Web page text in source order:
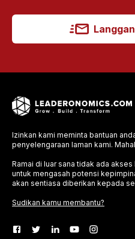
Izinkan kami meminta bantuan
penyelengaraan laman kami.
Ramai di luar sana tidak ada
untuk mengasah potensi
akan sentiasa diberikan kepada
Sudikan kamu membantu?